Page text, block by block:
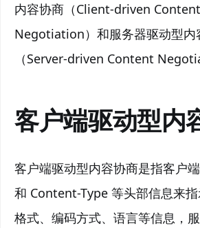
内容协商（Client-driven Content
Negotiation）和服务器驱动型内
（Server-driven Content
客户端驱动型内
客户端驱动型内容协商是指客户
和 Content-Type 等头部信息来
格式、编码方式、语言等信息，